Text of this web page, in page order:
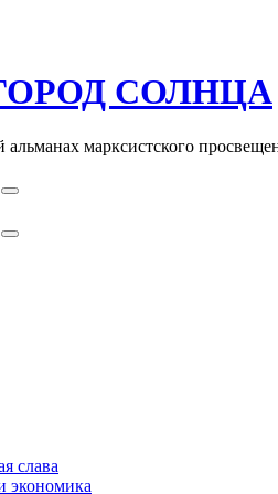
СОЛНЦА
марксистского
слава
экономика